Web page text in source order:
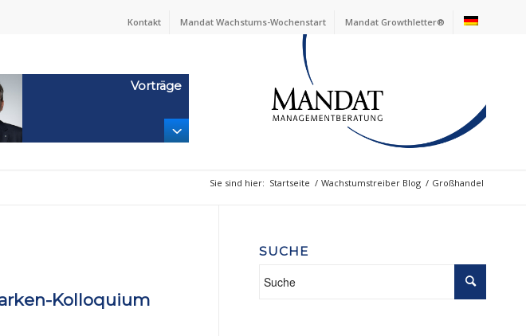
Kontakt Mandat Wachstums-Wochenstart Mandat Growthletter®
Vorträge
Sie sind hier: Startseite / Wachstumstreiber Blog / Großhandel
Kolloquium
SUCHE